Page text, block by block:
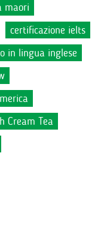
maori
certificazione ielts
in lingua inglese
Cream Tea